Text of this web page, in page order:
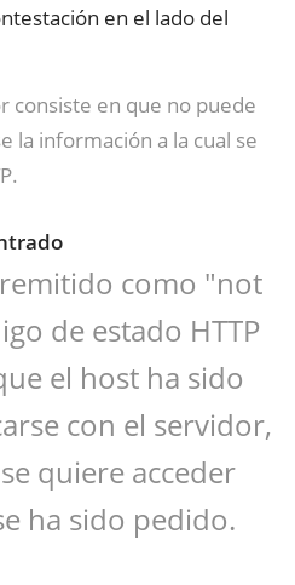
en el lado del
consiste en que no puede
la información a la cual se
como "not
de estado HTTP
el host ha sido
con el servidor,
quiere acceder
ha sido pedido.